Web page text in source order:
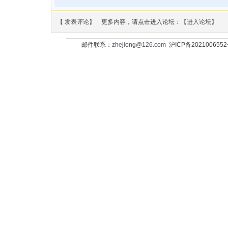
【 发表评论】 更多内容，请点击进入论坛：【进入论坛】
邮件联系： zhejiong@126.com沪ICP备